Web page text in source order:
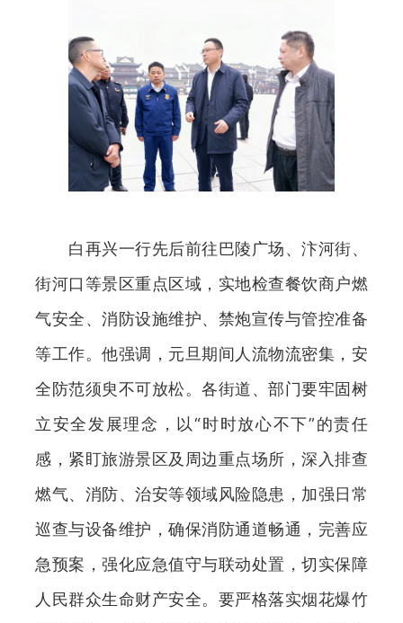
白再兴一行先后前往巴陵广场、汴河街、
街河口等景区重点区域，实地检查餐饮商户燃
气安全、消防设施维护、禁炮宣传与管控准备
等工作。他强调，元旦期间人流物流密集，安
全防范须臾不可放松。各街道、部门要牢固树
立安全发展理念，以“时时放心不下”的责任
感，紧盯旅游景区及周边重点场所，深入排查
燃气、消防、治安等领域风险隐患，加强日常
巡查与设备维护，确保消防通道畅通，完善应
急预案，强化应急值守与联动处置，切实保障
人民群众生命财产安全。要严格落实烟花爆竹